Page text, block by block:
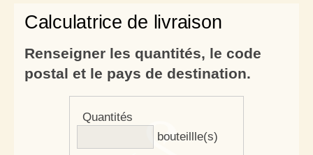
Calculatrice de livraison
Renseigner les quantités, le code
postal et le pays de destination.
Quantités
bouteillle(s)